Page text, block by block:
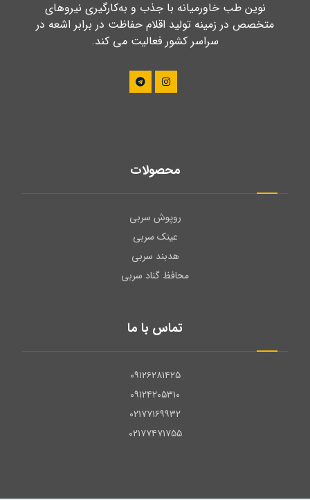
نوین طب خاورمیانه با جذب و به‌کارگیری نیروهای
متخصص در زمینه تولید اقلام حفاظت در برابر اشعه در
سراسر کشور فعالیت می کند.
محصولات
روپوش سربی
عینک سربی
هدبند سربی
محافظ گناد سربی
تماس با ما
۰۹۱۲۶۲۸۱۴۲۵
۰۹۱۲۴۲۰۵۳۱۰
۰۲۱۷۷۱۶۹۹۳۲
۰۲۱۷۷۴۷۱۷۵۵